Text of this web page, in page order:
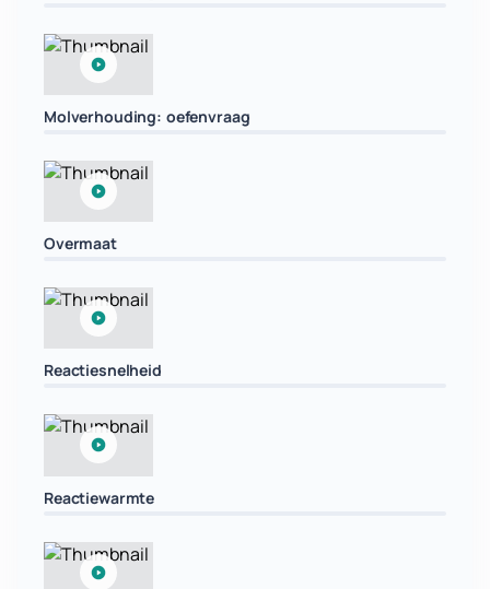
Molverhouding: oefenvraag
Overmaat
Reactiesnelheid
Reactiewarmte